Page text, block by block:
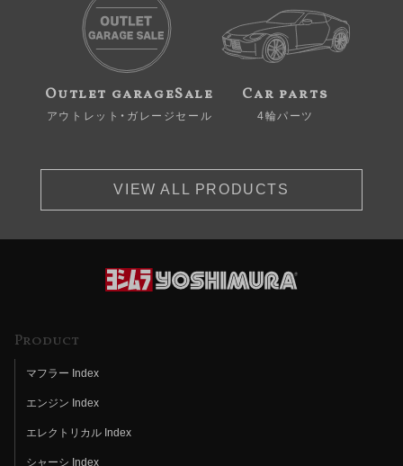
Outlet garageSale
アウトレット・ガレージセール
Car parts
4輪パーツ
VIEW ALL PRODUCTS
Product
マフラー Index
エンジン Index
エレクトリカル Index
シャーシ Index